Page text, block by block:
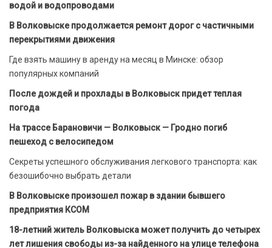
водой и водопроводами
В Волковыске продолжается ремонт дорог с частичными
перекрытиями движения
Где взять машину в аренду на месяц в Минске: обзор
популярных компаний
После дождей и прохлады в Волковыск придет теплая
погода
На трассе Барановичи — Волковыск — Гродно погиб
пешеход с велосипедом
Секреты успешного обслуживания легкового транспорта: как
безошибочно выбрать детали
В Волковыске произошел пожар в здании бывшего
предприятия КСОМ
18-летний житель Волковыска может получить до четырех
лет лишения свободы из-за найденного на улице телефона